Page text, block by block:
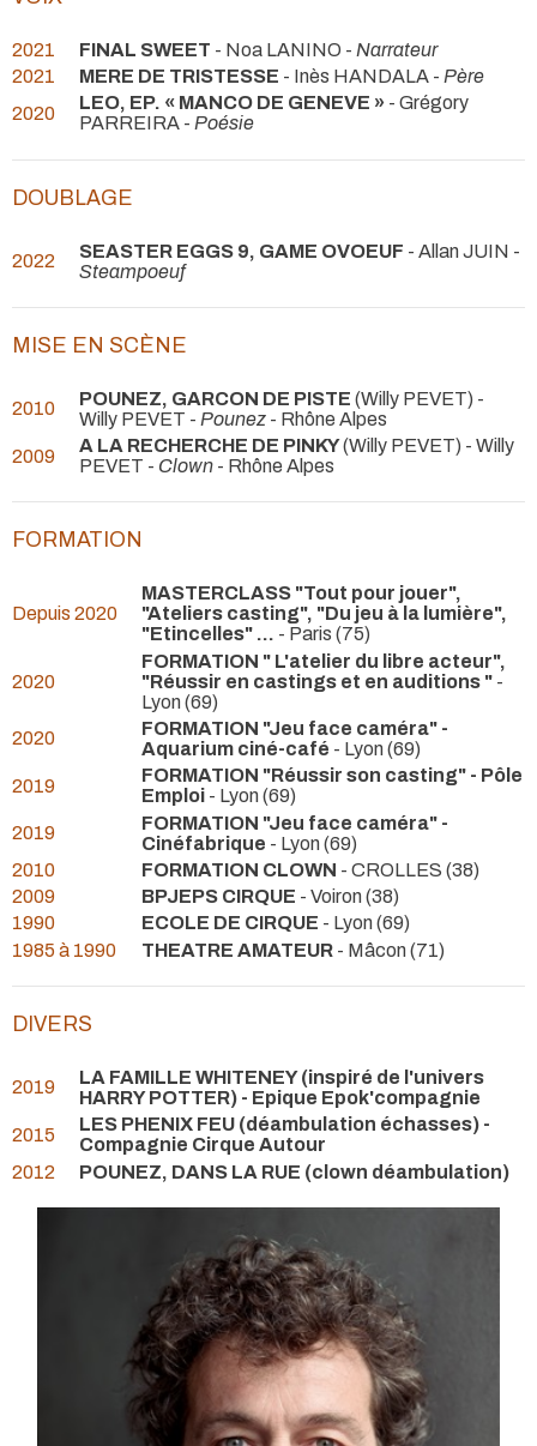
2021 FINAL SWEET - Noa LANINO - Narrateur
2021
MERE DE TRISTESSE - Inès HANDALA - Père
2020
LEO, EP. « MANCO DE GENEVE » - Grégory
PARREIRA - Poésie
DOUBLAGE
2022 SEASTER EGGS 9, GAME OVOEUF - Allan JUIN -
Steampoeuf
MISE EN SCÈNE
2010 POUNEZ, GARCON DE PISTE (Willy PEVET) -
Willy PEVET - Pounez - Rhône Alpes
2009
A LA RECHERCHE DE PINKY(Willy PEVET) - Willy
PEVET - Clown - Rhône Alpes
FORMATION
Depuis 2020
MASTERCLASS "Tout pour jouer",
"Ateliers casting", "Du jeu à la lumière",
"Etincelles" ... - Paris (75)
2020
FORMATION " L'atelier du libre acteur",
"Réussir en castings et en auditions " -
Lyon (69)
2020
FORMATION "Jeu face caméra" -
Aquarium ciné-café - Lyon (69)
2019
FORMATION "Réussir son casting" - Pôle
Emploi - Lyon (69)
2019
FORMATION "Jeu face caméra" -
Cinéfabrique - Lyon (69)
2010
FORMATION CLOWN - CROLLES (38)
2009
BPJEPS CIRQUE - Voiron (38)
1990
ECOLE DE CIRQUE - Lyon (69)
1985 à 1990
THEATRE AMATEUR - Mâcon (71)
DIVERS
2019
LA FAMILLE WHITENEY (inspiré de l'univers
HARRY POTTER) - Epique Epok'compagnie
2015
LES PHENIX FEU (déambulation échasses) -
Compagnie Cirque Autour
2012
POUNEZ, DANS LA RUE (clown déambulation)